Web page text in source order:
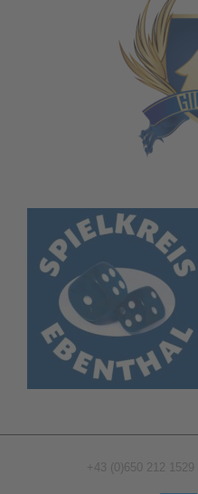
+43 (0)650 212 1529